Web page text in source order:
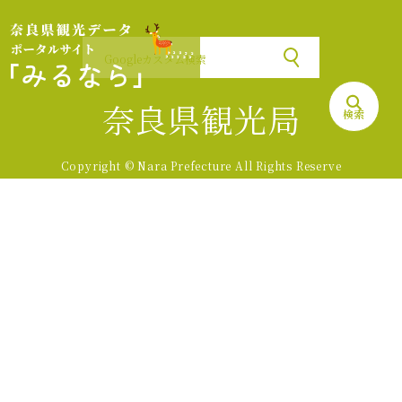
検索
奈良県観光局
Copyright © Nara Prefecture All Rights Reserve